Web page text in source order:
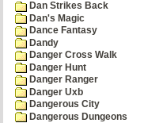
Dan Strikes Back
Dan's Magic
Dance Fantasy
Dandy
Danger Cross Walk
Danger Hunt
Danger Ranger
Danger Uxb
Dangerous City
Dangerous Dungeons